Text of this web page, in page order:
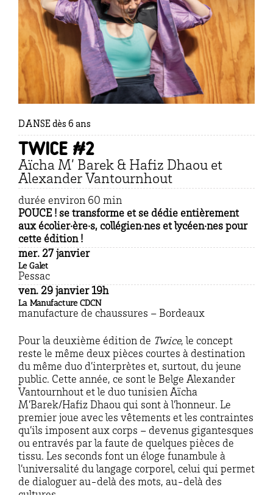
DANSE dès 6 ans
Twice #2
Aïcha M’ Barek & Hafiz Dhaou et
Alexander Vantournhout
durée environ 60 min
POUCE ! se transforme et se dédie entièrement
aux écolier·ère·s, collégien·nes et lycéen·nes pour
cette édition !
mer. 27 janvier
Le Galet
Pessac
ven. 29 janvier 19h
La Manufacture CDCN
manufacture de chaussures – Bordeaux
Pour la deuxième édition de Twice, le concept
reste le même deux pièces courtes à destination
du même duo d’interprètes et, surtout, du jeune
public. Cette année, ce sont le Belge Alexander
Vantournhout et le duo tunisien Aïcha
M’Barek/Hafiz Dhaou qui sont à l’honneur. Le
premier joue avec les vêtements et les contraintes
qu’ils imposent aux corps – devenus gigantesques
ou entravés par la faute de quelques pièces de
tissu. Les seconds font un éloge funambule à
l’universalité du langage corporel, celui qui permet
de dialoguer au-delà des mots, au-delà des